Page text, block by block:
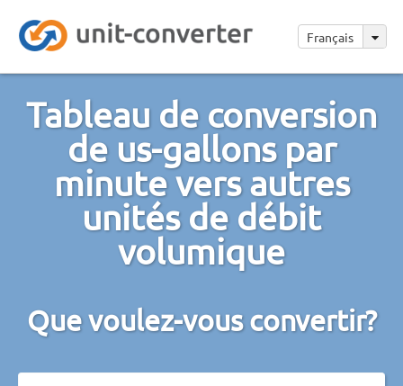
Français
Tableau de conversion
de us-gallons par
minute vers autres
unités de débit
volumique
Que voulez-vous convertir?